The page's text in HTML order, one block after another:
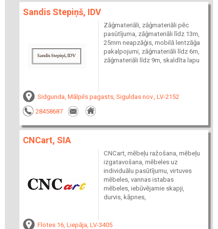
Sandis Stepiņš, IDV
Zāģmateriāli, zāģmateriāli pēc
pasūtījuma, zāģmateriāli līdz 13m,
25mm neapzāģis, mobilā lentzāģa
pakalpojumi, zāģmateriāli līdz 6m,
zāģmateriāli līdz 9m, skaldīta lapu
Sidgunda, Mālpils pagasts, Siguldas nov., LV-2152
28458687
CNCart, SIA
CNCart, mēbeļu ražošana, mēbeļu
izgatavošana, mēbeles uz
individuālu pasūtījumu, virtuves
mēbeles, vannas istabas
mēbeles, iebūvējamie skapji,
durvis, kāpnes,
Flotes 16, Liepāja, LV-3405